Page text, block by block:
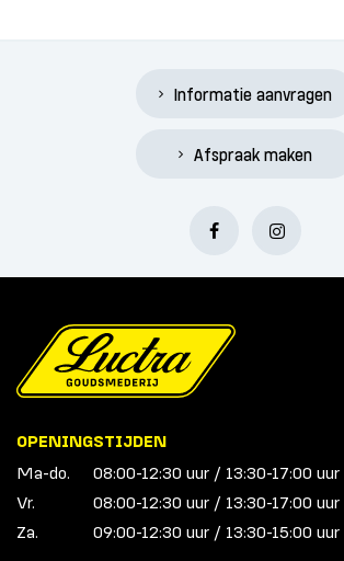
Informatie aanvragen
Afspraak maken
OPENINGSTIJDEN
Ma-do.
08:00-12:30 uur / 13:30-17:00 uur
Vr.
08:00-12:30 uur / 13:30-17:00
Za.
09:00-12:30 uur / 13:30-15:00 uur